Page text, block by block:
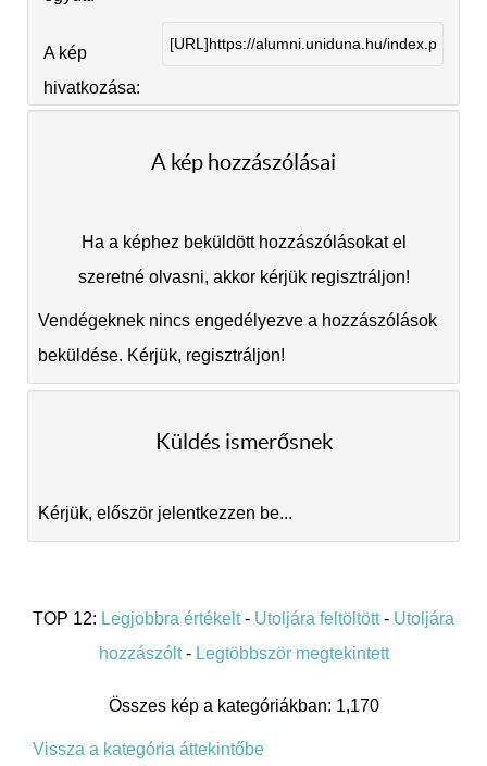
A kép
hivatkozása:
A kép hozzászólásai
Ha a képhez beküldött hozzászólásokat el
szeretné olvasni, akkor kérjük regisztráljon!
Vendégeknek nincs engedélyezve a hozzászólások
beküldése. Kérjük, regisztráljon!
Küldés ismerősnek
Kérjük, először jelentkezzen be...
TOP 12: Legjobbra értékelt- Utoljára feltöltött- Utoljára
hozzászólt- Legtöbbször megtekintett
Összes kép a kategóriákban: 1,170
Vissza a kategória áttekintőbe